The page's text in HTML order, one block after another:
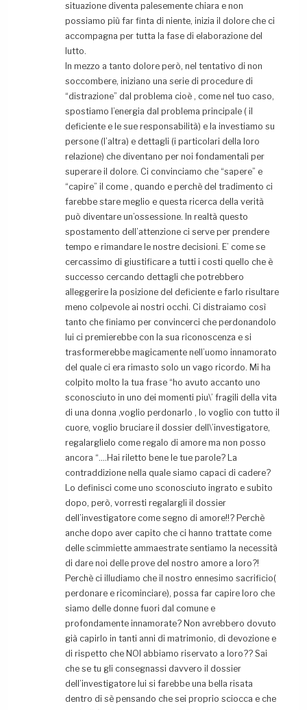
situazione diventa palesemente chiara e non
possiamo più far finta di niente, inizia il dolore che ci
accompagna per tutta la fase di elaborazione del
lutto.
In mezzo a tanto dolore però, nel tentativo di non
soccombere, iniziano una serie di procedure di
“distrazione” dal problema cioè , come nel tuo caso,
spostiamo l’energia dal problema principale ( il
deficiente e le sue responsabilità) e la investiamo su
persone (l’altra) e dettagli (i particolari della loro
relazione) che diventano per noi fondamentali per
superare il dolore. Ci convinciamo che “sapere” e
“capire” il come , quando e perchè del tradimento ci
farebbe stare meglio e questa ricerca della verità
può diventare un’ossessione. In realtà questo
spostamento dell’attenzione ci serve per prendere
tempo e rimandare le nostre decisioni. E’ come se
cercassimo di giustificare a tutti i costi quello che è
successo cercando dettagli che potrebbero
alleggerire la posizione del deficiente e farlo risultare
meno colpevole ai nostri occhi. Ci distraiamo così
tanto che finiamo per convincerci che perdonandolo
lui ci premierebbe con la sua riconoscenza e si
trasformerebbe magicamente nell’uomo innamorato
del quale ci era rimasto solo un vago ricordo. Mi ha
colpito molto la tua frase “ho avuto accanto uno
sconosciuto in uno dei momenti piu\’ fragili della vita
di una donna ,voglio perdonarlo , lo voglio con tutto il
cuore, voglio bruciare il dossier dell\’investigatore,
regalarglielo come regalo di amore ma non posso
ancora “….Hai riletto bene le tue parole? La
contraddizione nella quale siamo capaci di cadere?
Lo definisci come uno sconosciuto ingrato e subito
dopo, però, vorresti regalargli il dossier
dell’investigatore come segno di amore!!? Perchè
anche dopo aver capito che ci hanno trattate come
delle scimmiette ammaestrate sentiamo la necessità
di dare noi delle prove del nostro amore a loro?!
Perchè ci illudiamo che il nostro ennesimo sacrificio(
perdonare e ricominciare), possa far capire loro che
siamo delle donne fuori dal comune e
profondamente innamorate? Non avrebbero dovuto
già capirlo in tanti anni di matrimonio, di devozione e
di rispetto che NOI abbiamo riservato a loro?? Sai
che se tu gli consegnassi davvero il dossier
dell’investigatore lui si farebbe una bella risata
dentro di sè pensando che sei proprio sciocca e che